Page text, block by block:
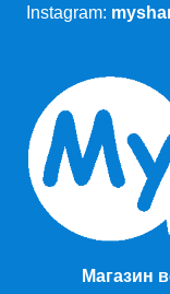
Instagram:
Магазин